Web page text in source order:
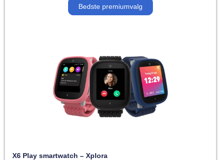
Bedste premiumvalg
X6 Play smartwatch – Xplora